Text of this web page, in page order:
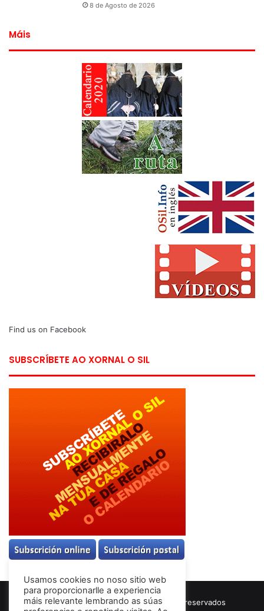
8 de Agosto de 2026
Máis
Find us on Facebook
SUBSCRÍBETE AO XORNAL O SIL
© Copyright 2026, Todos los derechos reservados
Usamos cookies no noso sitio web
para proporcionarlle a experiencia
máis relevante lembrando as súas